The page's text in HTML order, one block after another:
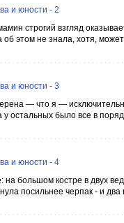
и юности - 2
строгий взгляд
об этом не знала, хотя,
и юности - 3
— что я —
остальных было все в
и юности - 4
на большом костре в двух
посильнее черпак - и